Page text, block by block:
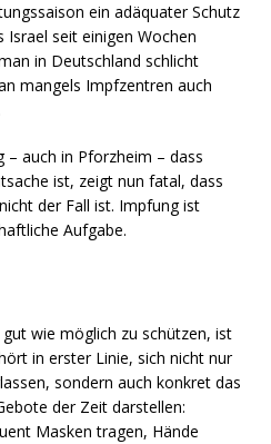
ein adäquater Schutz
Israel seit einigen Wochen
in Deutschland schlicht
mangels Impfzentren auch
– auch in Pforzheim – dass
ist, zeigt nun fatal, dass
der Fall ist. Impfung ist
Aufgabe.
wie möglich zu schützen, ist
in erster Linie, sich nicht nur
sondern auch konkret das
der Zeit darstellen:
Masken tragen, Hände